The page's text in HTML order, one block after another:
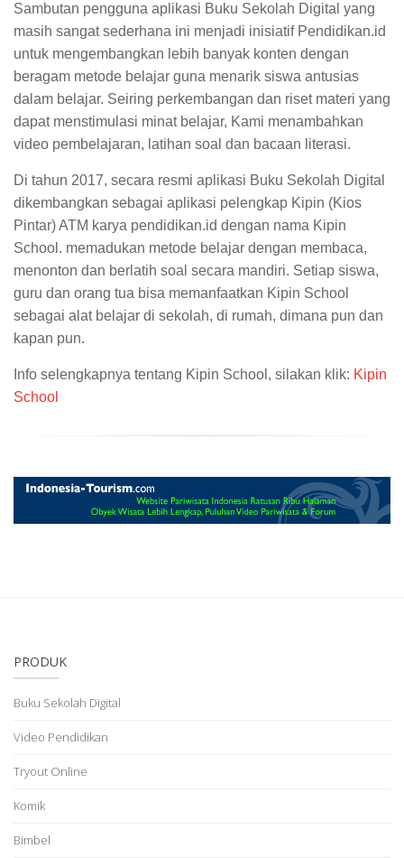
Sambutan pengguna aplikasi Buku Sekolah Digital yang
masih sangat sederhana ini menjadi inisiatif Pendidikan.id
untuk mengembangkan lebih banyak konten dengan
beragam metode belajar guna menarik siswa antusias
dalam belajar. Seiring perkembangan dan riset materi yang
dapat menstimulasi minat belajar, Kami menambahkan
video pembelajaran, latihan soal dan bacaan literasi.
Di tahun 2017, secara resmi aplikasi Buku Sekolah Digital
dikembangkan sebagai aplikasi pelengkap Kipin (Kios
Pintar) ATM karya pendidikan.id dengan nama Kipin
School. memadukan metode belajar dengan membaca,
menonton dan berlatih soal secara mandiri. Setiap siswa,
guru dan orang tua bisa memanfaatkan Kipin School
sebagai alat belajar di sekolah, di rumah, dimana pun dan
kapan pun.
Info selengkapnya tentang Kipin School, silakan klik: Kipin
School
PRODUK
Buku Sekolah Digital
Video Pendidikan
Tryout Online
Komik
Bimbel